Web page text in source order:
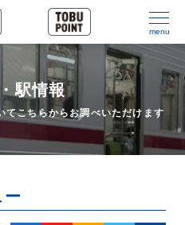
menu
駅情報
てこちらからお調べいただけます